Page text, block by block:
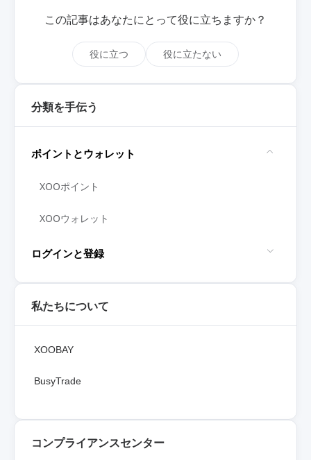
分類を手伝う
ポイントとウォレット
XOOポイント
XOOウォレット
ログインと登録
私たちについて
XOOBAY
BusyTrade
コンプライアンスセンター
この記事はあなたにとって役に立ちますか？
役に立つ 役に立たない